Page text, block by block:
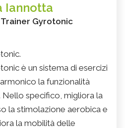
Iannotta
Gyrotonic
è un sistema di esercizi
la funzionalità
specifico, migliora la
la stimolazione aerobica e
la mobilità delle